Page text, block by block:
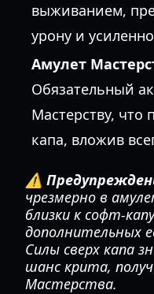
выживанием,
урону и
Амулет
Обязательный
Мастерству, что
капа, вложив
⚠️
чрезмерно в
близки к софт-
дополнительных
Силы сверх капа
шанс крита,
Мастерства.